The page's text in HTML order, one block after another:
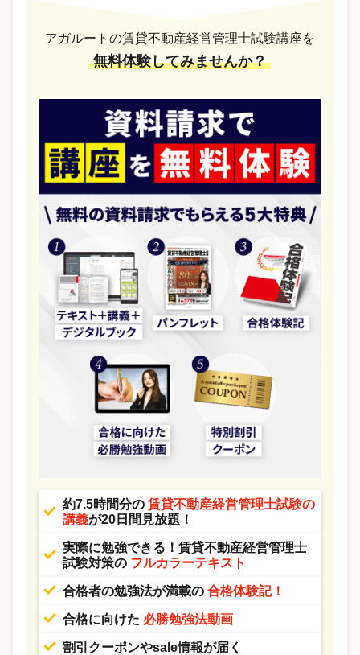
アガルートの賃貸不動産経営管理士試験講座を
無料体験してみませんか？
約7.5時間分の 賃貸不動産経営管理士試験の
講義が20日間見放題！
実際に勉強できる！賃貸不動産経営管理士
試験対策の フルカラーテキスト
合格者の勉強法が満載の 合格体験記！
合格に向けた 必勝勉強法動画
割引クーポンやsale情報が届く